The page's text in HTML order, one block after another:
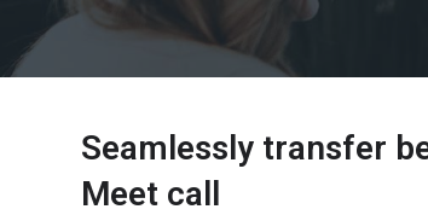
Seamlessly transfer
Meet call